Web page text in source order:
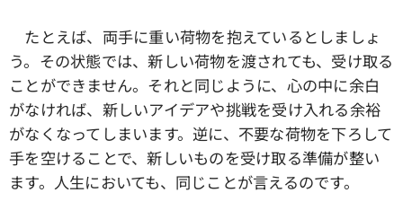
たとえば、両手に重い荷物を抱えているとしましょ
う。その状態では、新しい荷物を渡されても、受け取る
ことができません。それと同じように、心の中に余白
がなければ、新しいアイデアや挑戦を受け入れる余裕
がなくなってしまいます。逆に、不要な荷物を下ろして
手を空けることで、新しいものを受け取る準備が整い
ます。人生においても、同じことが言えるのです。